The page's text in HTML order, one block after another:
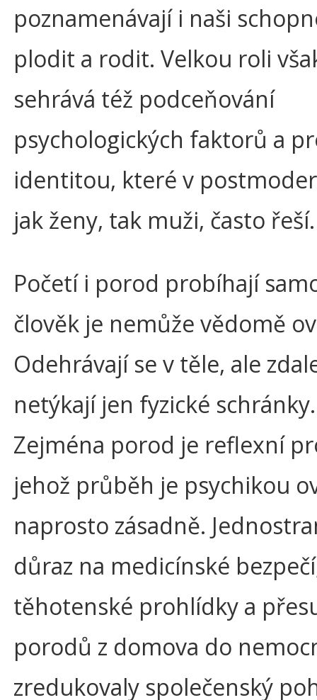
poznamenávají i naši
plodit a rodit. Velkou roli
sehrává též podceňování
psychologických faktorů a
identitou, které v
jak ženy, tak muži, často řeší.
Početí i porod probíhají
člověk je nemůže vědomě
Odehrávají se v těle, ale
netýkají jen fyzické schránky.
Zejména porod je reflexní
jehož průběh je psychikou
naprosto zásadně.
důraz na medicínské
těhotenské prohlídky a
porodů z domova do
zredukovaly společenský